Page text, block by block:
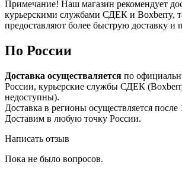
Примечание! Наш магазин рекомендует
курьерскими службами СДЕК и Boxberry,
предоставляют более быструю доставку
По России
Доставка осуществаляется по
России, курьерские службы СДЕК
недоступны).
Доставка в регионы осуществляется после
Доставим в любую точку России.
Написать отзыв
Пока не было вопросов.